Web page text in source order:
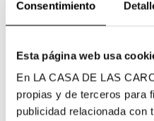
Consentimiento
Esta página web usa
En LA CASA DE LAS
propias y de terceros para
publicidad relacionada con
COLORES
Capa Bumper
para iPhone 15 Plus